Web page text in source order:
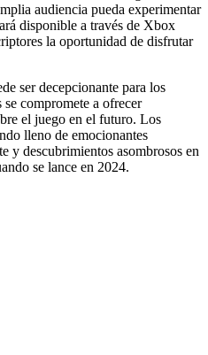
audiencia pueda experimentar
disponible a través de Xbox
la oportunidad de disfrutar
ser decepcionante para los
compromete a ofrecer
el juego en el futuro. Los
lleno de emocionantes
y descubrimientos asombrosos en
se lance en 2024.